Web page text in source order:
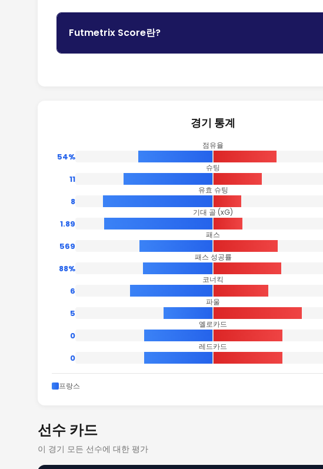
Futmetrix Score란?
경기 통계
점유율
54%
슈팅
11
유효 슈팅
8
기대 골 (xG)
1.89
패스
569
패스 성공률
88%
코너킥
6
파울
5
옐로카드
0
레드카드
0
프랑스
선수 카드
이 경기 모든 선수에 대한 평가